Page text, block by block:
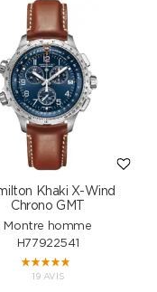
Khaki X-Wind
Chrono GMT
Montre homme
H77922541
19 AVIS